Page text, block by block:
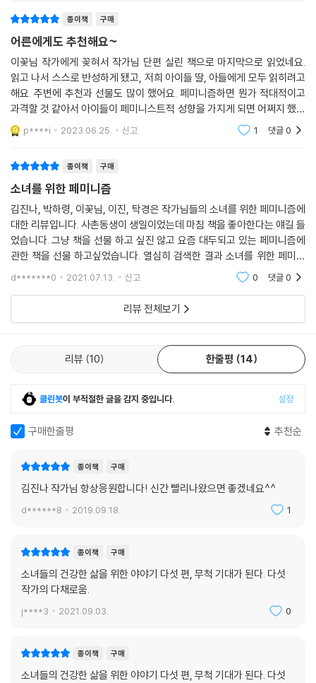
종이책 구매
어른에게도 추천해요~
이꽃님 작가에게 꽂혀서 작가님 단편 실린 책으로 마지막으로 읽었네요.
읽고 나서 스스로 반성하게 됐고, 저희 아이들 딸, 아들에게 모두 읽히려고
해요. 주변에 추천과 선물도 많이 했어요. 페미니즘하면 뭔가 적대적이고
과격할 것 같아서 아이들이 페미니스트적 성향을 가지게 되면 어쩌지 했는
데...오히려 이 책 읽고 나서 제 자신의 편협함을 반성하고 생각이 바뀌게
되었어요. 어
p****i 2023.06.25. 신고 1 댓글0
종이책 구매
소녀를 위한 페미니즘
김진나, 박하령, 이꽃님, 이진, 탁경은 작가님들의 소녀를 위한 페미니즘에
대한 리뷰입니다. 사촌동생이 생일이었는데 마침 책을 좋아한다는 얘길 들
었습니다. 그냥 책을 선물 하고 싶진 않고 요즘 대두되고 있는 페미니즘에
관한 책을 선물 하고싶었습니다. 열심히 검색한 결과 소녀를 위한 페미니
즘이란 책을 보고 구매 하였습니다. 여러작가님들의 이야기가 담긴 만큼
d*******0 2021.07.13. 신고 0 댓글0
리뷰 전체보기
리뷰 10 한줄평 14
클린봇이 부적절한 글을 감지 중입니다. 설정
구매한줄평 추천순
종이책 구매
김진나 작가님 항상응원합니다! 신간 빨리나왔으면 좋겠네요^^
d******8 2019.09.18. 1
종이책 구매
소녀들의 건강한 삶을 위한 야야기 다섯 편, 무척 기대가 된다. 다섯
작가의 다채로움.
j****3 2021.09.03. 0
종이책 구매
소녀들의 건강한 삶을 위한 야야기 다섯 편, 무척 기대가 된다. 다섯